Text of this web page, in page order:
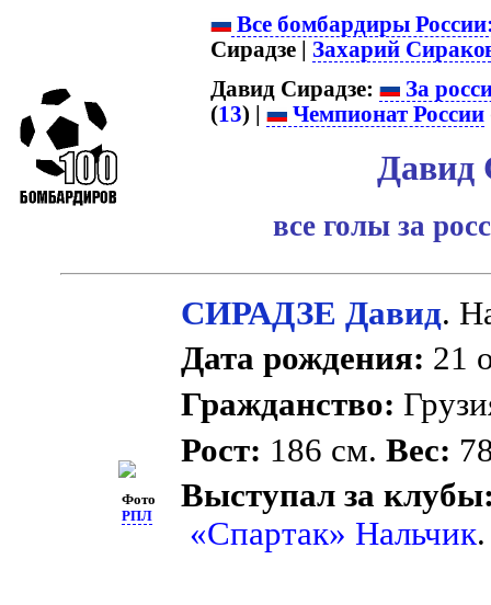
Все бомбардиры
Сирадзе | Захарий
Давид Сирадзе:
За
(13) | Чемпионат России
Давид
все голы за
Фото
РПЛ
СИРАДЗЕ Давид.
Дата рождения: 21
Гражданство:
Рост: 186 см.Вес:
Выступал за
«Спартак» Нальчик.